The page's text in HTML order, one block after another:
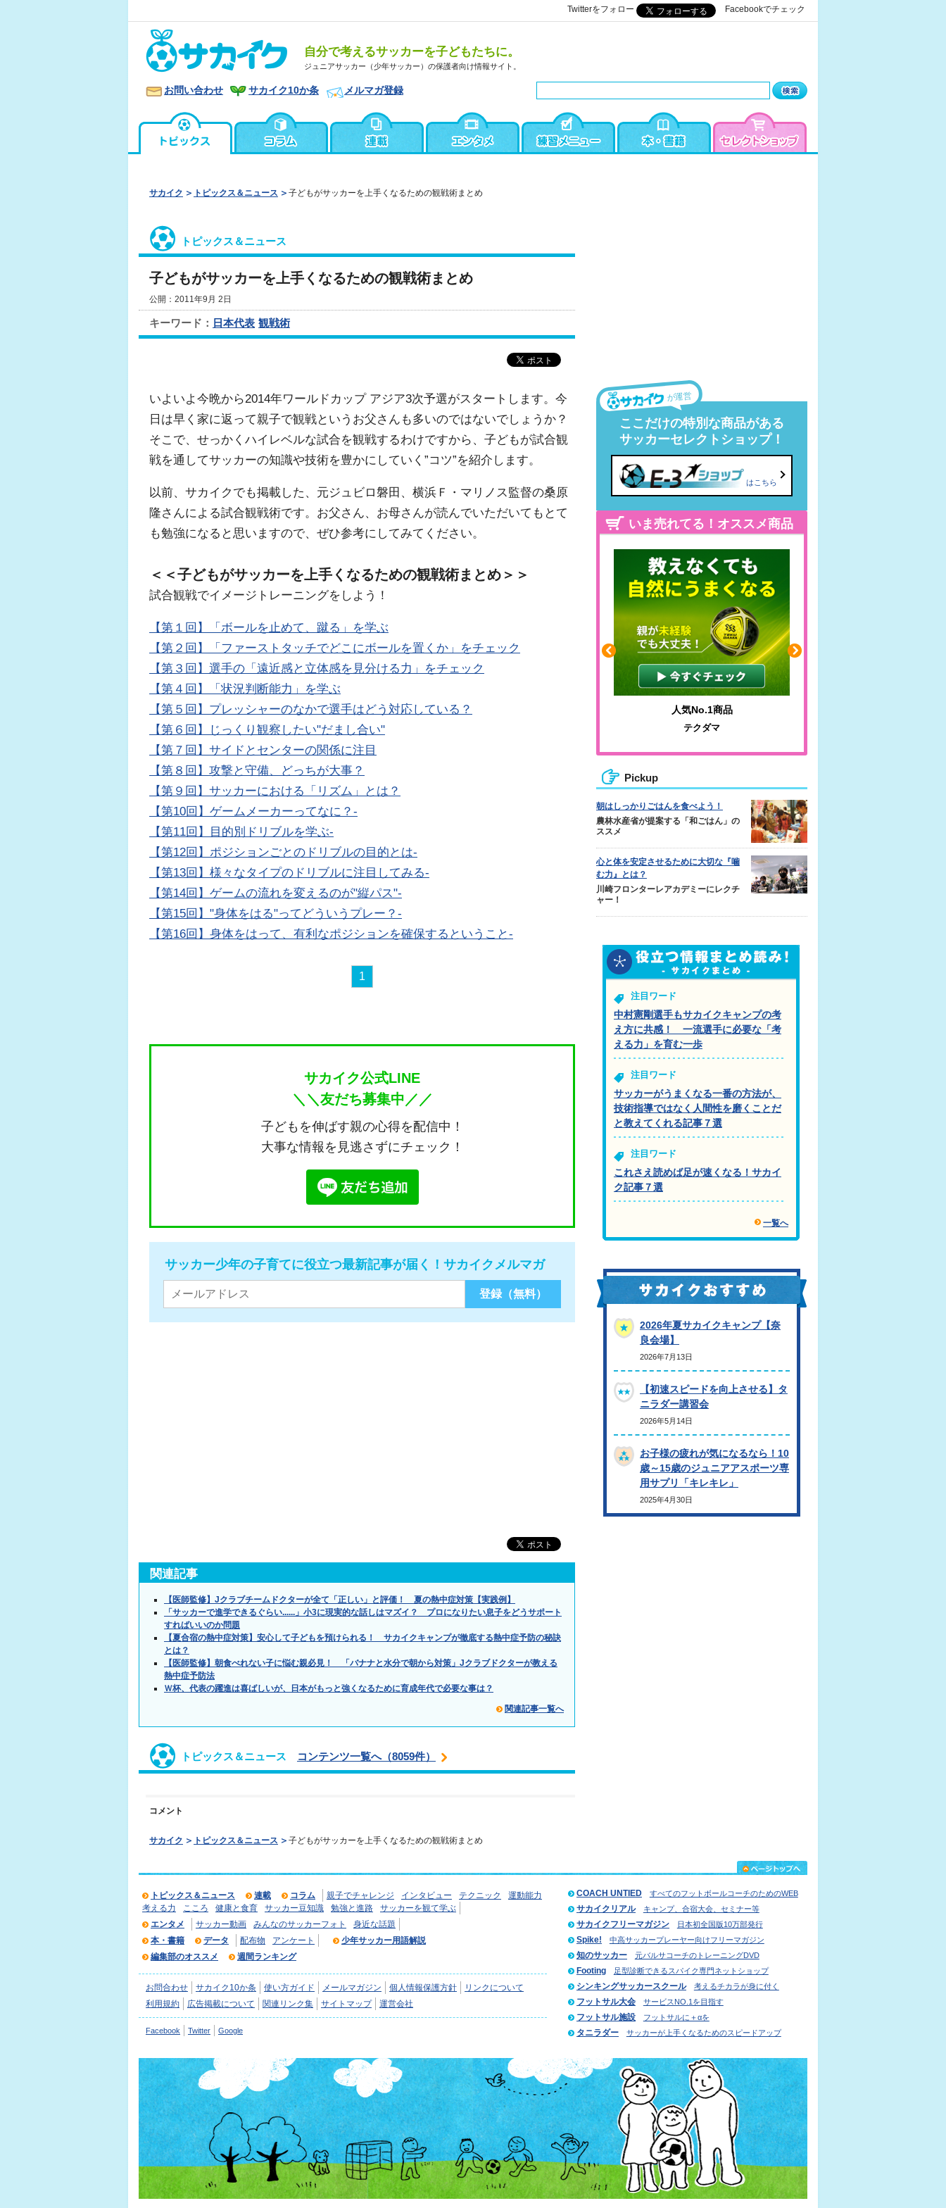
Twitterをフォロー Facebookでチェック
自分で考えるサッカーを子どもたちに。
ジュニアサッカー（少年サッカー）の保護者向け情報サイト。
お問い合わせ サカイク10か条 メルマガ登録
サカイク トピックス＆ニュース 子どもがサッカーを上手くなるための観戦術まとめ
トピックス＆ニュース
子どもがサッカーを上手くなるための観戦術まとめ
公開：2011年9月 2日
キーワード： 日本代表 観戦術
いよいよ今晩から2014年ワールドカップ アジア3次予選がスタートします。今
日は早く家に返って親子で観戦というお父さんも多いのではないでしょうか？
そこで、せっかくハイレベルな試合を観戦するわけですから、子どもが試合観
戦を通してサッカーの知識や技術を豊かにしていく”コツ”を紹介します。
以前、サカイクでも掲載した、元ジュビロ磐田、横浜Ｆ・マリノス監督の桑原
隆さんによる試合観戦術です。お父さん、お母さんが読んでいただいてもとて
も勉強になると思いますので、ぜひ参考にしてみてください。
＜＜子どもがサッカーを上手くなるための観戦術まとめ＞＞
試合観戦でイメージトレーニングをしよう！
【第１回】「ボールを止めて、蹴る」を学ぶ
【第２回】「ファーストタッチでどこにボールを置くか」をチェック
【第３回】選手の「遠近感と立体感を見分ける力」をチェック
【第４回】「状況判断能力」を学ぶ
【第５回】プレッシャーのなかで選手はどう対応している？
【第６回】じっくり観察したい"だまし合い"
【第７回】サイドとセンターの関係に注目
【第８回】攻撃と守備、どっちが大事？
【第９回】サッカーにおける「リズム」とは？
【第10回】ゲームメーカーってなに？-
【第11回】目的別ドリブルを学ぶ-
【第12回】ポジションごとのドリブルの目的とは-
【第13回】様々なタイプのドリブルに注目してみる-
【第14回】ゲームの流れを変えるのが"縦パス"-
【第15回】"身体をはる"ってどういうプレー？-
【第16回】身体をはって、有利なポジションを確保するということ-
1
サカイク公式LINE
＼＼友だち募集中／／
子どもを伸ばす親の心得を配信中！
大事な情報を見逃さずにチェック！
サッカー少年の子育てに役立つ最新記事が届く！サカイクメルマガ
関連記事
【医師監修】Jクラブチームドクターが全て「正しい」と評価！ 夏の熱中症対策【実践例】
「サッカーで進学できるぐらい......」小3に現実的な話しはマズイ？ プロになりたい息子をどうサポート
すればいいのか問題
【夏合宿の熱中症対策】安心して子どもを預けられる！ サカイクキャンプが徹底する熱中症予防の秘訣
とは？
【医師監修】朝食べれない子に悩む親必見！ 「バナナと水分で朝から対策」Jクラブドクターが教える
熱中症予防法
Ｗ杯、代表の躍進は喜ばしいが、日本がもっと強くなるために育成年代で必要な事は？
関連記事一覧へ
トピックス＆ニュース コンテンツ一覧へ（8059件）
コメント
サカイク トピックス＆ニュース 子どもがサッカーを上手くなるための観戦術まとめ
が運営
ここだけの特別な商品がある
サッカーセレクトショップ！
はこちら
いま売れてる！オススメ商品
ふくらはぎの張りや疲れに 人気No.1商品
テクダマ
Pickup
朝はしっかりごはんを食べよう！
農林水産省が提案する「和ごはん」の
ススメ
心と体を安定させるために大切な『噛
む力』とは？
川崎フロンターレアカデミーにレクチ
ャー！
注目ワード
中村憲剛選手もサカイクキャンプの考
え方に共感！ 一流選手に必要な「考
える力」を育む一歩
注目ワード
サッカーがうまくなる一番の方法が、
技術指導ではなく人間性を磨くことだ
と教えてくれる記事７選
注目ワード
これさえ読めば足が速くなる！サカイ
ク記事７選
一覧へ
2026年夏サカイクキャンプ【奈
良会場】
2026年7月13日
【初速スピードを向上させる】タ
ニラダー講習会
2026年5月14日
お子様の疲れが気になるなら！10
歳～15歳のジュニアアスポーツ専
用サプリ「キレキレ」
2025年4月30日
トピックス＆ニュース 連載 コラム 親子でチャレンジ インタビュー テクニック
運動能力
考える力
こころ 健康と食育 サッカー豆知識 勉強と進路
サッカーを観て学ぶ
エンタメ
サッカー動画 みんなのサッカーフォト
身近な話題
本・書籍
データ 配布物 アンケート
少年サッカー用語解説
編集部のオススメ
週間ランキング
お問合わせ サカイク10か条 使い方ガイド メールマガジン 個人情報保護方針
リンクについて
利用規約
広告掲載について 関連リンク集 サイトマップ 運営会社
Facebook Twitter Google
COACH UNTIED すべてのフットボールコーチのためのWEB
サカイクリアル キャンプ、合宿大会、セミナー等
サカイクフリーマガジン 日本初全国版10万部発行
Spike! 中高サッカープレーヤー向けフリーマガジン
知のサッカー 元バルサコーチのトレーニングDVD
Footing 足型診断できるスパイク専門ネットショップ
シンキングサッカースクール 考えるチカラが身に付く
フットサル大会 サービスNO.1を目指す
フットサル施設 フットサルに＋αを
タニラダー サッカーが上手くなるためのスピードアップ